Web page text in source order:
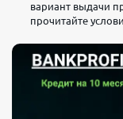
вариант выдачи
прочитайте